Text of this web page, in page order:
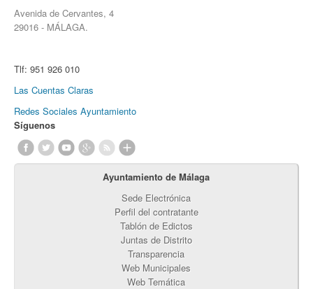
Avenida de Cervantes, 4
29016 - MÁLAGA.
Tlf: 951 926 010
Las Cuentas Claras
Redes Sociales Ayuntamiento
Síguenos
Ayuntamiento de Málaga
Sede Electrónica
Perfil del contratante
Tablón de Edictos
Juntas de Distrito
Transparencia
Web Municipales
Web Temática